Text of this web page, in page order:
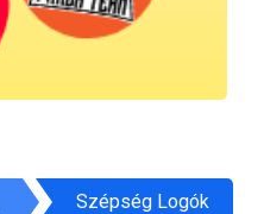
Szépség Logók